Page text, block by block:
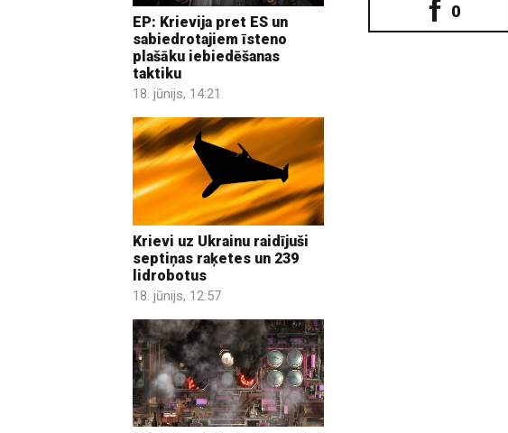
EP: Krievija pret ES un
sabiedrotajiem īsteno
plašāku iebiedēšanas
taktiku
18. jūnijs, 14:21
Krievi uz Ukrainu raidījuši
septiņas raķetes un 239
lidrobotus
18. jūnijs, 12:57
0